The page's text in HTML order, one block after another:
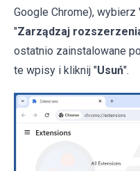
Google Chrome), wybierz
"Zarządzaj
ostatnio zainstalowane
te wpisy i kliknij "Usuń".